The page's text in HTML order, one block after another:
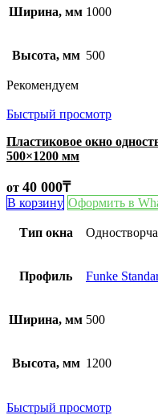
Ширина, мм 1000
Высота, мм 500
Рекомендуем
Быстрый просмотр
Пластиковое окно
500×1200 мм
от 40 000₸
В корзину Оформить в
Тип окна
Профиль Funke
Ширина, мм 500
Высота, мм 1200
Быстрый просмотр